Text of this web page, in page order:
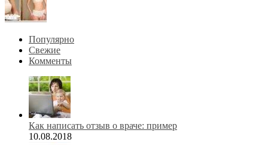
Популярно
Свежие
Комменты
Как написать отзыв о враче: пример
10.08.2018